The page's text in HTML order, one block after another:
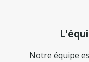
Notre équipe